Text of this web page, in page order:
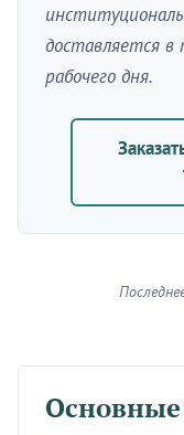
доставляется в
рабочего дня.
Основные